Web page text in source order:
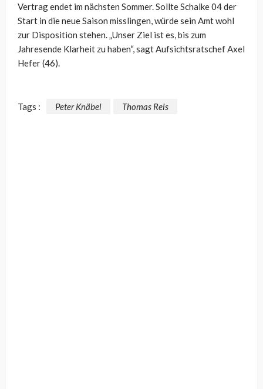
Vertrag endet im nächsten Sommer. Sollte Schalke 04 der
Start in die neue Saison misslingen, würde sein Amt wohl
zur Disposition stehen. „Unser Ziel ist es, bis zum
Jahresende Klarheit zu haben“, sagt Aufsichtsratschef Axel
Hefer (46).
Tags : Peter Knäbel Thomas Reis